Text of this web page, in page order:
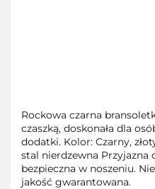
Rockowa czarna
czaszką, doskonała dla
dodatki. Kolor: Czarny,
stal nierdzewna Przyjazna
bezpieczna w noszeniu.
jakość gwarantowana.